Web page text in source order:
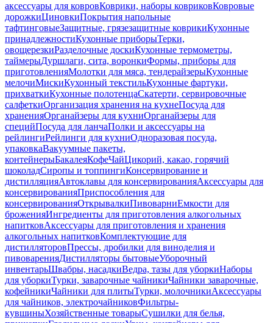
аксессуары для ковровКоврики, наборы ковриковКовровые
дорожкиЦиновкиПокрытия напольные
тафтинговыеЗащитные, грязезащитные коврикиКухонные
принадлежностиКухонные приборыТерки,
овощерезкиРазделочные доскиКухонные термометры,
таймерыДуршлаги, сита, воронкиФормы, приборы для
приготовленияМолотки для мяса, тендерайзерыКухонные
мелочиМискиКухонный текстильКухонные фартуки,
прихваткиКухонные полотенцаСкатерти, сервировочные
салфеткиОрганизация хранения на кухнеПосуда для
храненияОрганайзеры для кухниОрганайзеры для
специйПосуда для ланчаПолки и аксессуары на
рейлингиРейлинги для кухниОдноразовая посуда,
упаковкаВакуумные пакеты,
контейнерыБакалеяКофеЧайЦикорий, какао, горячий
шоколадСиропы и топпингиКонсервирование и
дистилляцияАвтоклавы для консервированияАксессуары для
консервированияПриспособления для
консервированияОткрывалкиПивоварниЕмкости для
броженияИнгредиенты для приготовления алкогольных
напитковАксессуары для приготовления и хранения
алкогольных напитковКомплектующие для
дистилляторовПрессы, дробилки для виноделия и
пивоваренияДистилляторы бытовыеУборочный
инвентарьШвабры, насадкиВедра, тазы для уборкиНаборы
для уборкиТурки, заварочные чайникиЧайники заварочные,
кофейникиЧайники для плитыТурки, молочникиАксессуары
для чайников, электрочайниковФильтры-
кувшиныХозяйственные товарыСушилки для белья,